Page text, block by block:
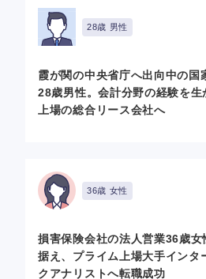
28歳 男性
霞が関の中央省庁へ出向中の国
28歳男性。会計分野の経験を生
上場の総合リース会社へ
36歳 女性
損害保険会社の法人営業36歳
据え、プライム上場大手インタ
クアナリストへ転職成功